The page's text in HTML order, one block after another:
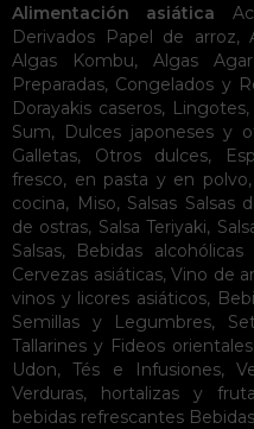
Alimentación asiática
Derivados
Papel de arroz,
Algas Kombu, Algas
Preparadas, Congelados y
Dorayakis caseros, Lingotes,
Sum, Dulces japoneses y
Galletas, Otros dulces,
fresco, en pasta y en polvo,
cocina, Miso, Salsas Salsas
de ostras, Salsa Teriyaki,
Salsas, Bebidas alcohólicas
Cervezas asiáticas, Vino de
vinos y licores asiáticos,
Semillas y Legumbres,
Tallarines y Fideos orientales
Udon,Tés e Infusiones,
Verduras, hortalizas y
bebidas refrescantes